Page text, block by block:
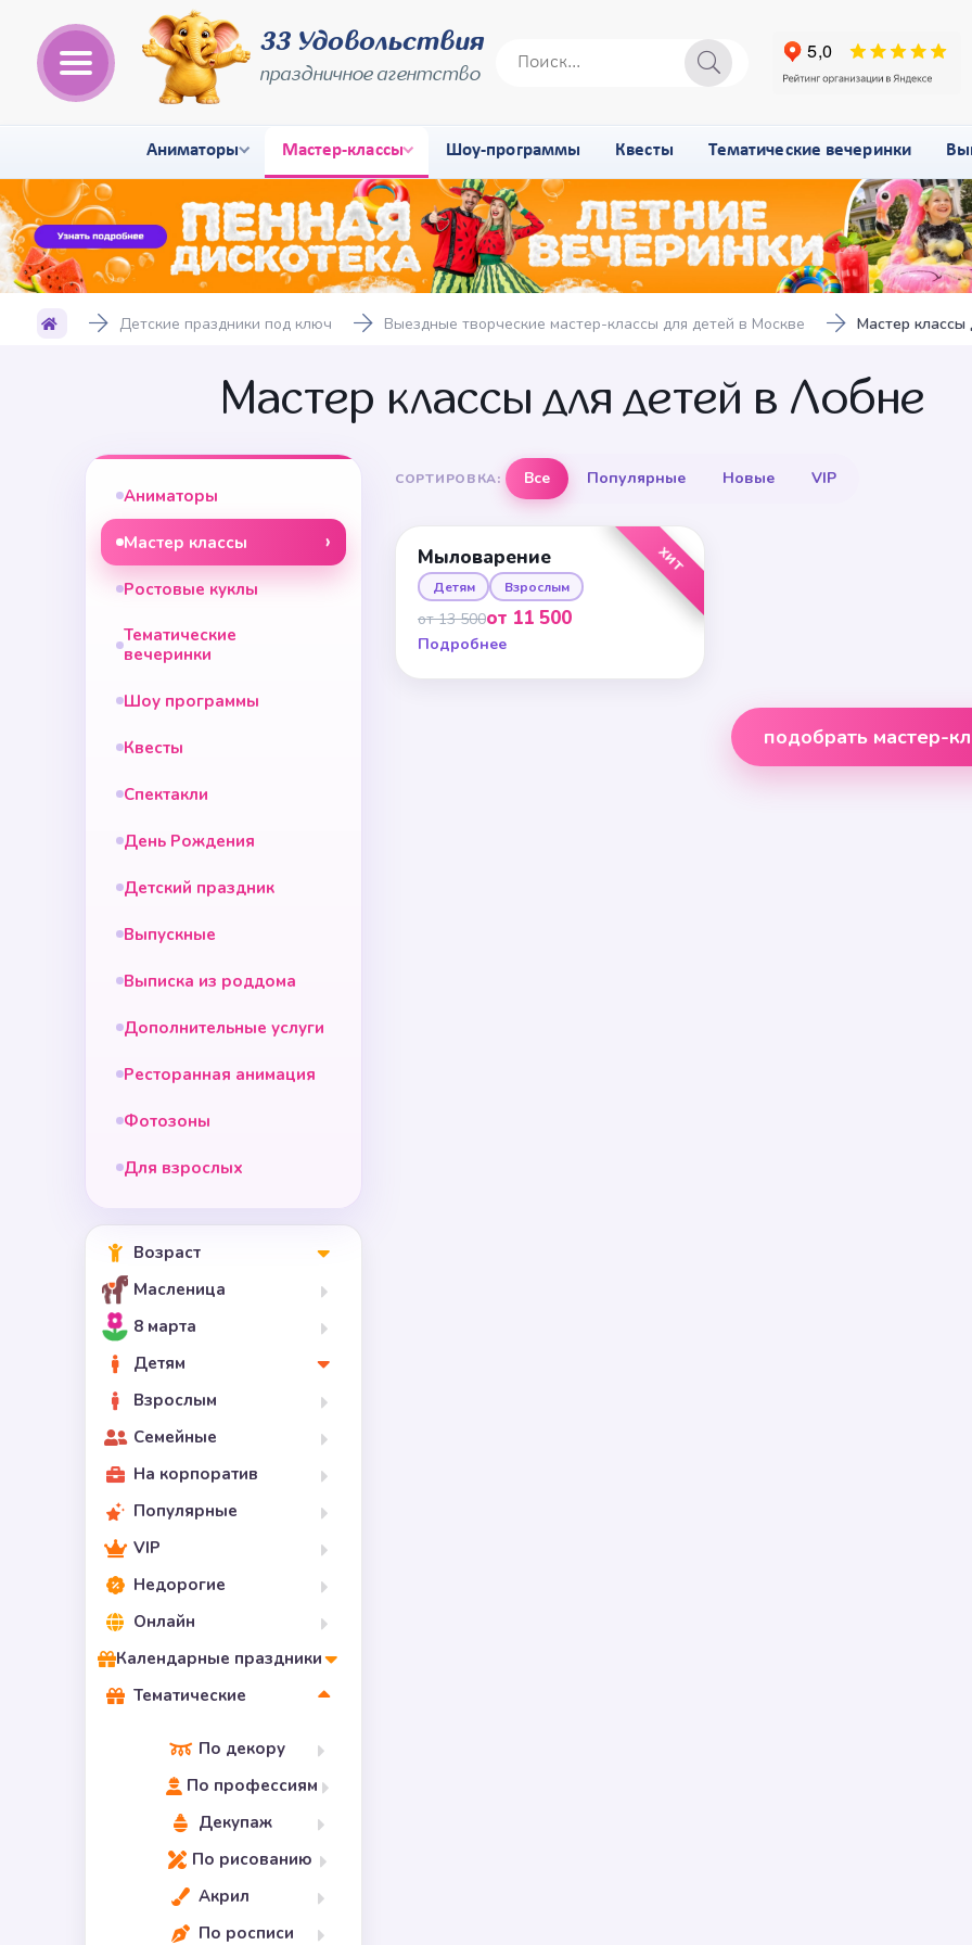
33 Удовольствия
праздничное агентство
Аниматоры Мастер-классы Шоу-программы Квесты Тематические вечеринки
Детские праздники под ключ Выездные творческие мастер-классы для детей в Москве Мастер
Мастер классы для детей в Лобне
Аниматоры
Мастер классы
Ростовые куклы
Тематические
вечеринки
Шоу программы
Квесты
Спектакли
День Рождения
Детский праздник
Выпускные
Выписка из роддома
Дополнительные услуги
Ресторанная анимация
Фотозоны
Для взрослых
Возраст
Масленица
8 марта
Детям
Взрослым
Семейные
На корпоратив
Популярные
VIP
Недорогие
Онлайн
Календарные праздники
Тематические
По декору
По профессиям
Декупаж
По рисованию
Акрил
По росписи
СОРТИРОВКА: Все Популярные Новые VIP
ХИТ
Мыловарение
Детям Взрослым
от 13 500от 11 500
Подробнее
подобрать мастер-